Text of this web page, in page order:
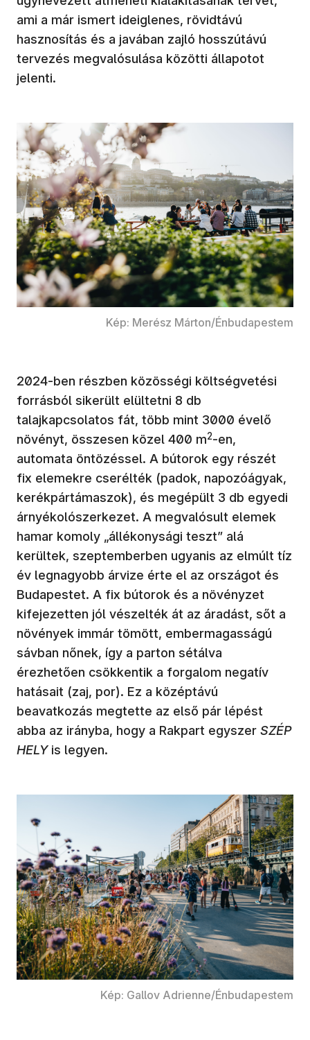
ami a már ismert ideiglenes, rövidtávú
hasznosítás és a javában zajló hosszútávú
tervezés megvalósulása közötti állapotot
jelenti.
Kép: Merész Márton/Énbudapestem
2024-ben részben közösségi költségvetési
forrásból sikerült elültetni 8 db
talajkapcsolatos fát, több mint 3000 évelő
növényt, összesen közel 400 m2-en,
automata öntözéssel. A bútorok egy részét
fix elemekre cserélték (padok, napozóágyak,
kerékpártámaszok), és megépült 3 db egyedi
árnyékolószerkezet. A megvalósult elemek
hamar komoly „állékonysági teszt” alá
kerültek, szeptemberben ugyanis az elmúlt tíz
év legnagyobb árvize érte el az országot és
Budapestet. A fix bútorok és a növényzet
kifejezetten jól vészelték át az áradást, sőt a
növények immár tömött, embermagasságú
sávban nőnek, így a parton sétálva
érezhetően csökkentik a forgalom negatív
hatásait (zaj, por). Ez a középtávú
beavatkozás megtette az első pár lépést
abba az irányba, hogy a Rakpart egyszer SZÉP
HELYis legyen.
Kép: Gallov Adrienne/Énbudapestem